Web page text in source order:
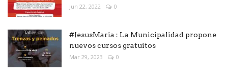
Jun 22, 2022 0
#JesusMaria : La Municipalidad propone
nuevos cursos gratuitos
Mar 29, 2023 0